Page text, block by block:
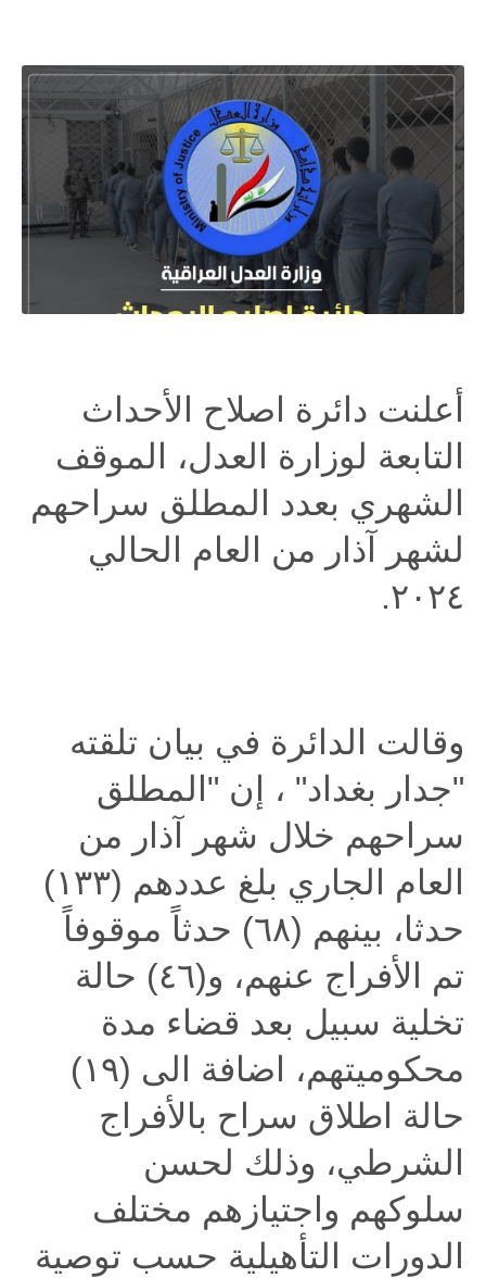
أعلنت دائرة اصلاح الأحداث
التابعة لوزارة العدل، الموقف
الشهري بعدد المطلق سراحهم
لشهر آذار من العام الحالي
٢٠٢٤.
وقالت الدائرة في بيان تلقته
"جدار بغداد" ، إن "المطلق
سراحهم خلال شهر آذار من
العام الجاري بلغ عددهم (١٣٣)
حدثا، بينهم (٦٨) حدثاً موقوفاً
تم الأفراج عنهم، و(٤٦) حالة
تخلية سبيل بعد قضاء مدة
محكوميتهم، اضافة الى (١٩)
حالة اطلاق سراح بالأفراج
الشرطي، وذلك لحسن
سلوكهم واجتيازهم مختلف
الدورات التأهيلية حسب توصية